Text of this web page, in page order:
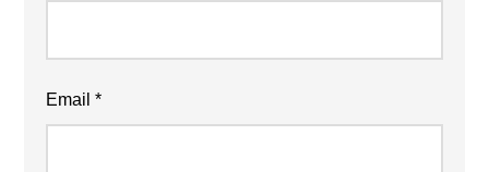
Email*